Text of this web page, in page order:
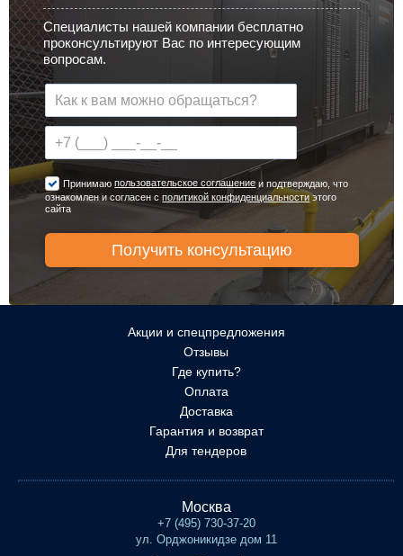
Специалисты нашей компании бесплатно
проконсультируют Вас по интересующим
вопросам.
Принимаюпользовательское соглашениеи подтверждаю, что
ознакомлен и согласен сполитикой конфиденциальностиэтого
сайта
Акции и спецпредложения
Отзывы
Где купить?
Оплата
Доставка
Гарантия и возврат
Для тендеров
Москва
+7 (495) 730-37-20
ул. Орджоникидзе дом 11